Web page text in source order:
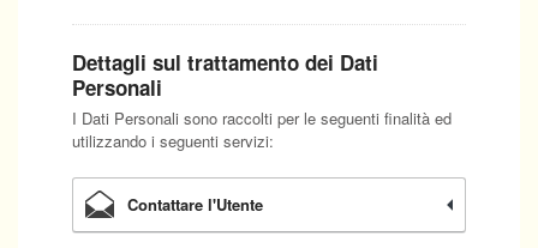
Dettagli sul trattamento dei Dati
Personali
I Dati Personali sono raccolti per le seguenti finalità ed
utilizzando i seguenti servizi:
Contattare l'Utente